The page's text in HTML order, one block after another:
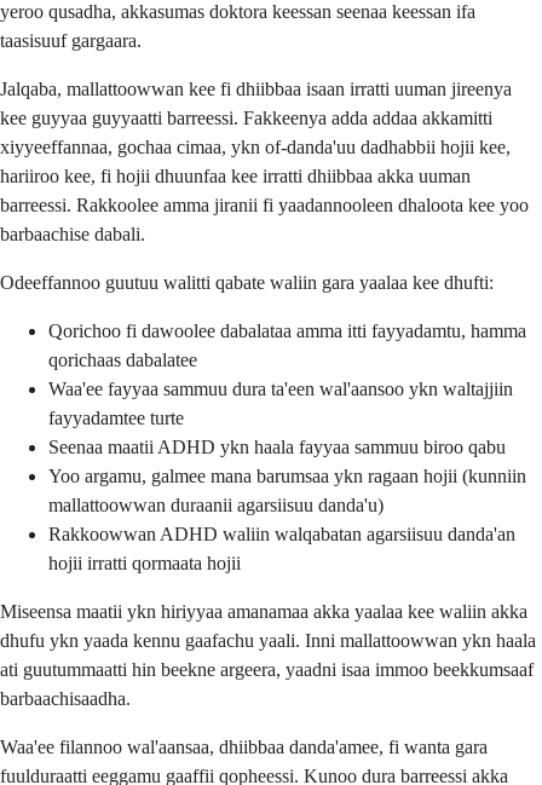
yeroo qusadha, akkasumas doktora keessan seenaa keessan ifa
taasisuuf gargaara.
Jalqaba, mallattoowwan kee fi dhiibbaa isaan irratti uuman jireenya
kee guyyaa guyyaatti barreessi. Fakkeenya adda addaa akkamitti
xiyyeeffannaa, gochaa cimaa, ykn of-danda'uu dadhabbii hojii kee,
hariiroo kee, fi hojii dhuunfaa kee irratti dhiibbaa akka uuman
barreessi. Rakkoolee amma jiranii fi yaadannooleen dhaloota kee yoo
barbaachise dabali.
Odeeffannoo guutuu walitti qabate waliin gara yaalaa kee dhufti:
Qorichoo fi dawoolee dabalataa amma itti fayyadamtu, hamma
qorichaas dabalatee
Waa'ee fayyaa sammuu dura ta'een wal'aansoo ykn waltajjiin
fayyadamtee turte
Seenaa maatii ADHD ykn haala fayyaa sammuu biroo qabu
Yoo argamu, galmee mana barumsaa ykn ragaan hojii (kunniin
mallattoowwan duraanii agarsiisuu danda'u)
Rakkoowwan ADHD waliin walqabatan agarsiisuu danda'an
hojii irratti qormaata hojii
Miseensa maatii ykn hiriyyaa amanamaa akka yaalaa kee waliin akka
dhufu ykn yaada kennu gaafachu yaali. Inni mallattoowwan ykn haala
ati guutummaatti hin beekne argeera, yaadni isaa immoo beekkumsaaf
barbaachisaadha.
Waa'ee filannoo wal'aansaa, dhiibbaa danda'amee, fi wanta gara
fuulduraatti eeggamu gaaffii qopheessi. Kunoo dura barreessi akka